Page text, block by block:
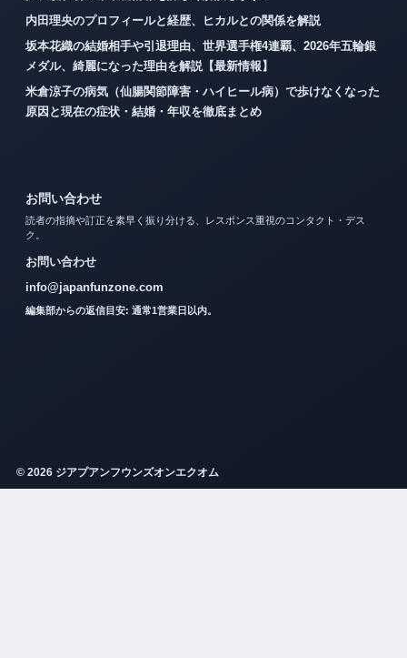
内田理央のプロフィールと経歴、ヒカルとの関係を解説
坂本花織の結婚相手や引退理由、世界選手権4連覇、2026年五輪銀
メダル、綺麗になった理由を解説【最新情報】
米倉涼子の病気（仙腸関節障害・ハイヒール病）で歩けなくなった
原因と現在の症状・結婚・年収を徹底まとめ
お問い合わせ
読者の指摘や訂正を素早く振り分ける、レスポンス重視のコンタクト・デス
ク。
お問い合わせ
info@japanfunzone.com
編集部からの返信目安: 通常1営業日以内。
© 2026 ジアプアンフウンズオンエクオム